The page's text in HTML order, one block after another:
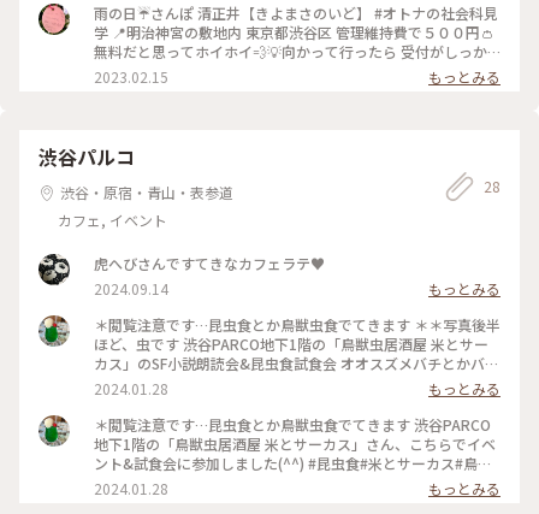
雨の日☔️さんぽ 清正井【きよまさのいど】 #オトナの社会科見
学 📍明治神宮の敷地内 東京都渋谷区 管理維持費で５００円👛
無料だと思ってホイホイ💨💡向かって行ったら 受付がしっか
りあり、慌てて🎒お財布取り出した〜💡 井戸はルートのいち
ばん奥で、受付からはまったく距離感分からず‼️💦 地図をもら
インで 誰でもアプローチできるといいのにな。 ５分くらいで
見て帰ってこよう、くらいの軽い気持ちで行ったらダメ🤣🆖
さらに驚いたことには‼️ 井戸に向かう途中の左手の池に 【川
鵜】が一羽🪶佇んでいて！！！ 👀二度見、三度見！👀 そのま
ま行こうとした気持ちを Uターンさせて茂みの隙間からジーッ
豊かな自然に溢れていて🐟 生態系が保たれている👍 井戸は清
らかな流れを感じ… 周りの地域の開発等々で 井戸が枯れない
事を祈ります💡✨✨ #はじめての投稿 #ファンタジーの世界
#Myことりっぷ #新宿 #世界はステキな出逢いにあふれてる #
人生を楽しもう #幸せを感じよう #人生にときめきを #明治神
宮 #清正井 #雨の日さんぽ #川鵜に遭遇 #オトナの社会科見学 #
明治神宮清正井の池には「川鵜」がいましたよ
2023.02.15 もっとみる
渋谷パルコ
渋谷・原宿・青山・表参道
カフェ, イベント
28
虎へびさんですてきなカフェラテ♥︎
2024.09.14
もっとみる
＊閲覧注意です…昆虫食とか鳥獣虫食でてきます ＊＊写真後半
ほど、虫です 渋谷PARCO地下1階の「鳥獣虫居酒屋 米とサー
カス」のSF小説朗読会&昆虫食試食会 オオスズメバチとかバッ
タとかコオロギとかサザムシとか何かの幼虫とか、すっごく美
味しくお洒落に料理してくれてて、感激しました。ワニ肉は、
鶏肉よりクセなくて普通って感じ。感覚マヒしてるかも。 オ
オグソクムシのクラフトビール🍺は、発泡酒らしいです、酒税
法上は。 #昆虫食#米とサーカス#鳥獣虫居酒屋#渋谷PARCO#
ずっと気になってた#すごい美味しい、ハマりそう#コオロギと
デーツはめっちゃ合う#オオスズメバチonバクラヴァ#高タン
2024.01.28
もっとみる
＊閲覧注意です…昆虫食とか鳥獣虫食でてきます 渋谷PARCO
地下1階の「鳥獣虫居酒屋 米とサーカス」さん、こちらでイベ
ント&試食会に参加しました(^^) #昆虫食#米とサーカス#鳥獣
虫居酒屋#渋谷PARCO#ずっと気になってた ずっと気になって
た昆虫食、その世界を体験したくて。
2024.01.28 もっとみる